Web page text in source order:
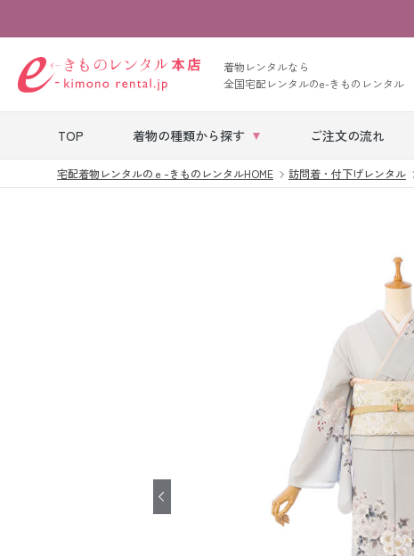
着物レンタルなら
全国宅配レンタルのe-きものレンタル
TOP 着物の種類から探す ご注文の流れ
七五三レンタル 振
ン
男
ル
小
宅配着物レンタルのｅ-きものレンタルHOME 訪問着・付下げレンタル